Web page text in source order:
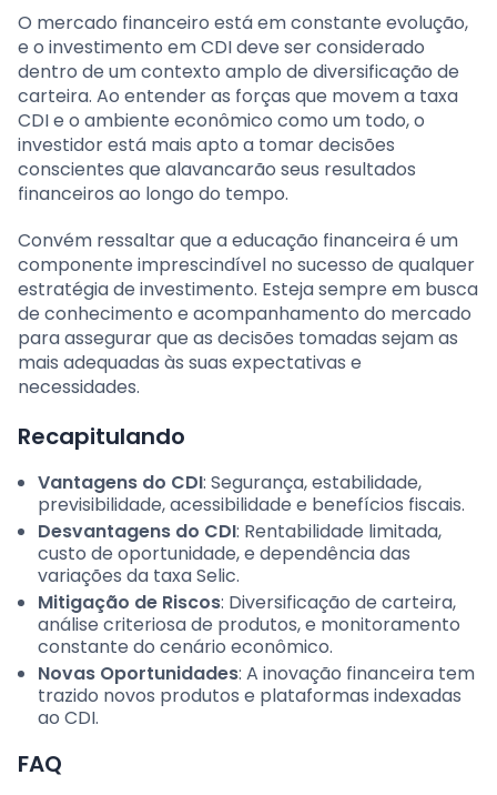
O mercado financeiro está em constante evolução,
e o investimento em CDI deve ser considerado
dentro de um contexto amplo de diversificação de
carteira. Ao entender as forças que movem a taxa
CDI e o ambiente econômico como um todo, o
investidor está mais apto a tomar decisões
conscientes que alavancarão seus resultados
financeiros ao longo do tempo.
Convém ressaltar que a educação financeira é um
componente imprescindível no sucesso de qualquer
estratégia de investimento. Esteja sempre em busca
de conhecimento e acompanhamento do mercado
para assegurar que as decisões tomadas sejam as
mais adequadas às suas expectativas e
necessidades.
Recapitulando
Vantagens do CDI: Segurança, estabilidade,
previsibilidade, acessibilidade e benefícios fiscais.
Desvantagens do CDI: Rentabilidade limitada,
custo de oportunidade, e dependência das
variações da taxa Selic.
Mitigação de Riscos: Diversificação de carteira,
análise criteriosa de produtos, e monitoramento
constante do cenário econômico.
Novas Oportunidades: A inovação financeira tem
trazido novos produtos e plataformas indexadas
ao CDI.
FAQ